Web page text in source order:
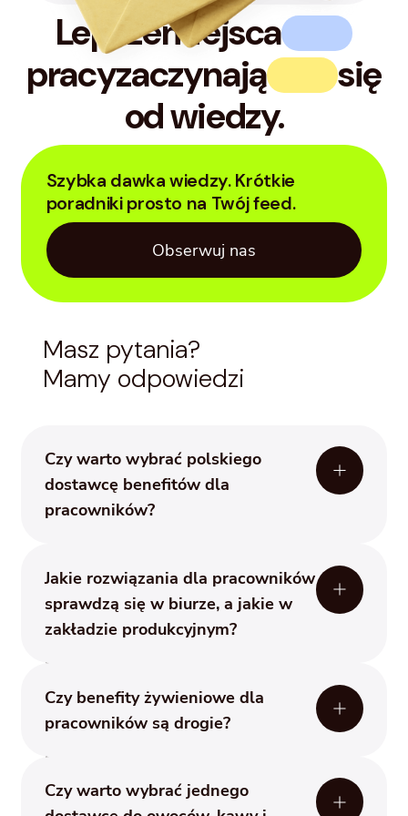
Lepszemiejsca
pracyzaczynają
się
od wiedzy.
Szybka dawka wiedzy. Krótkie
poradniki prosto na Twój feed.
Obserwuj nas
1 dostawca = 1 faktura
Masz pytania?
Mamy odpowiedzi
Czy warto wybrać polskiego
dostawcę benefitów dla
pracowników?
liczy się lokalność, sprawna obsługa i
współpraca z krajowymi producentami.
Better Workplace jest polską firmą i w
swojej działalności wspiera również
polskich dostawców oraz producentów.
Jakie rozwiązania dla pracowników
sprawdzą się w biurze, a jakie w
zakładzie produkcyjnym?
potrzeby. W biurach oprócz owoców
dobrze sprawdzają się lekkie sałatki i
zestawy przekąsek na spotkania. W
zakładach produkcyjnych box owocowy
często ma inną formę – dominują owoce
Czy benefity żywieniowe dla
pracowników są drogie?
pracowniczej, kantyny albo
Czy warto wybrać jednego